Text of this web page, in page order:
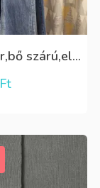
Farmer,bő szárú,elöl és oldalt zsebes lány nadrág
Ft